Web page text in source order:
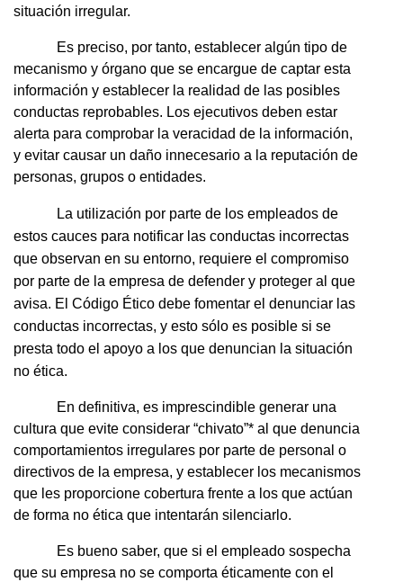
situación irregular.
Es preciso, por tanto, establecer algún tipo de
mecanismo y órgano que se encargue de captar esta
información y establecer la realidad de las posibles
conductas reprobables. Los ejecutivos deben estar
alerta para comprobar la veracidad de la información,
y evitar causar un daño innecesario a la reputación de
personas, grupos o entidades.
La utilización por parte de los empleados de
estos cauces para notificar las conductas incorrectas
que observan en su entorno, requiere el compromiso
por parte de la empresa de defender y proteger al que
avisa. El Código Ético debe fomentar el denunciar las
conductas incorrectas, y esto sólo es posible si se
presta todo el apoyo a los que denuncian la situación
no ética.
En definitiva, es imprescindible generar una
cultura que evite considerar “chivato”* al que denuncia
comportamientos irregulares por parte de personal o
directivos de la empresa, y establecer los mecanismos
que les proporcione cobertura frente a los que actúan
de forma no ética que intentarán silenciarlo.
Es bueno saber, que si el empleado sospecha
que su empresa no se comporta éticamente con el